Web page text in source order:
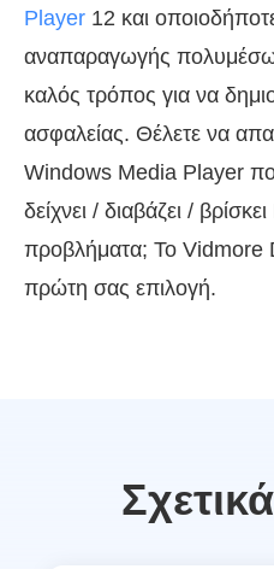
Player 12 και
αναπαραγωγής
καλός τρόπος για να
ασφαλείας. Θέλετε να
Windows Media Player
δείχνει / διαβάζει /
προβλήματα; Το Vidmore
πρώτη σας επιλογή.